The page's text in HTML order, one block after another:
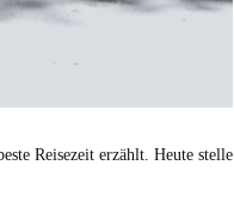
Reisezeit erzählt. Heute stelle